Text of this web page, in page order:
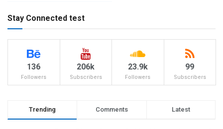
Stay Connected test
136
Followers
206k
Subscribers
23.9k
Followers
99
Subscribers
Trending Comments Latest